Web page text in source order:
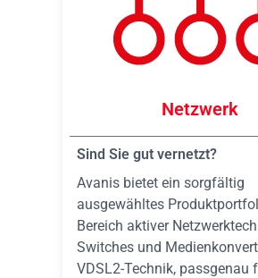
Netzwerk
Sind Sie gut vernetzt?
Avanis bietet ein sorgfältig
ausgewähltes
Bereich aktiver
Switches und
VDSL2-Technik, passgenau